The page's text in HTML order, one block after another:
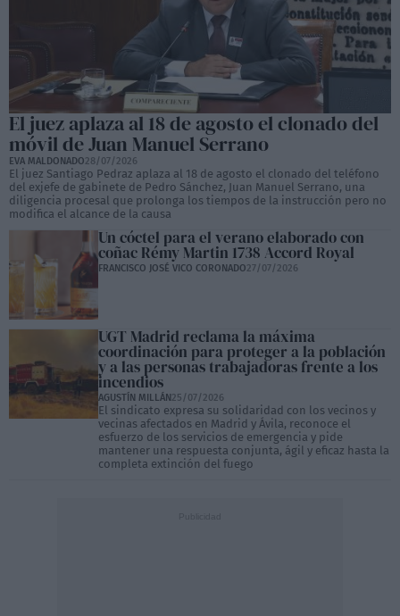
El juez aplaza al 18 de agosto el clonado del
móvil de Juan Manuel Serrano
EVA MALDONADO28/07/2026
El juez Santiago Pedraz aplaza al 18 de agosto el clonado del teléfono
del exjefe de gabinete de Pedro Sánchez, Juan Manuel Serrano, una
diligencia procesal que prolonga los tiempos de la instrucción pero no
modifica el alcance de la causa
Un cóctel para el verano elaborado con
coñac Rémy Martin 1738 Accord Royal
FRANCISCO JOSÉ VICO CORONADO27/07/2026
UGT Madrid reclama la máxima
coordinación para proteger a la población
y a las personas trabajadoras frente a los
incendios
AGUSTÍN MILLÁN25/07/2026
El sindicato expresa su solidaridad con los vecinos y
vecinas afectados en Madrid y Ávila, reconoce el
esfuerzo de los servicios de emergencia y pide
mantener una respuesta conjunta, ágil y eficaz hasta la
completa extinción del fuego